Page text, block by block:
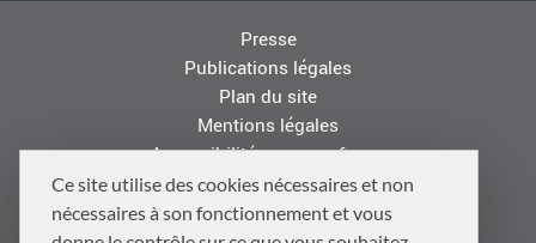
Ce site utilise des cookies nécessaires et non
nécessaires à son fonctionnement et vous
Presse
Publications légales
Plan du site
Mentions légales
Accessibilité : non conforme
Les autres sites de la Métropole
Offres d'emploi